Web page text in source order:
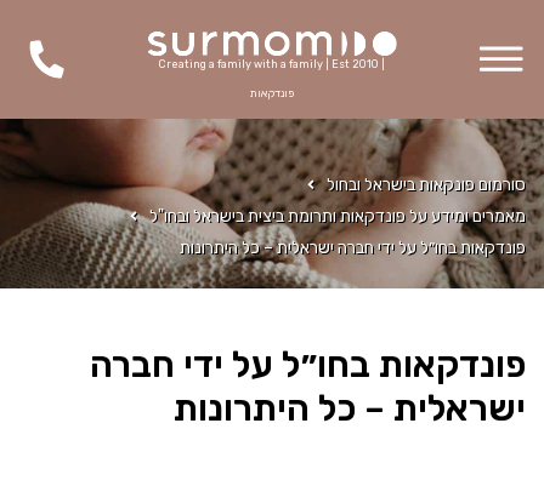
Creating a family with a family | Est 2010 |
פונדקאות
סורמום פונקאות בישראל ובחול
מאמרים ומידע על פונדקאות ותרומת ביצית בישראל ובחו"ל
פונדקאות בחו״ל על ידי חברה ישראלית – כל היתרונות
פונדקאות בחו״ל על ידי חברה
ישראלית – כל היתרונות